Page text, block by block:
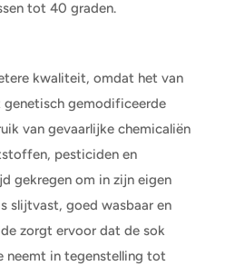
tot 40 graden.
kwaliteit, omdat het van
gemodificeerde
van gevaarlijke chemicaliën
pesticiden en
gekregen om in zijn eigen
slijtvast, goed wasbaar en
zorgt ervoor dat de sok
neemt in tegenstelling tot